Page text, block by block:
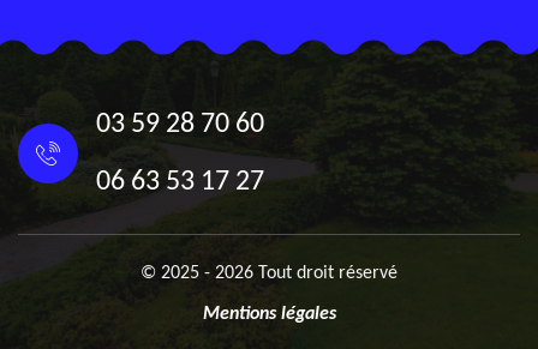
03 59 28 70 60
06 63 53 17 27
© 2025 - 2026 Tout droit réservé
Mentions légales